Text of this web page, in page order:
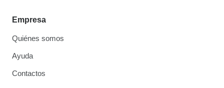
Empresa
Quiénes somos
Ayuda
Contactos